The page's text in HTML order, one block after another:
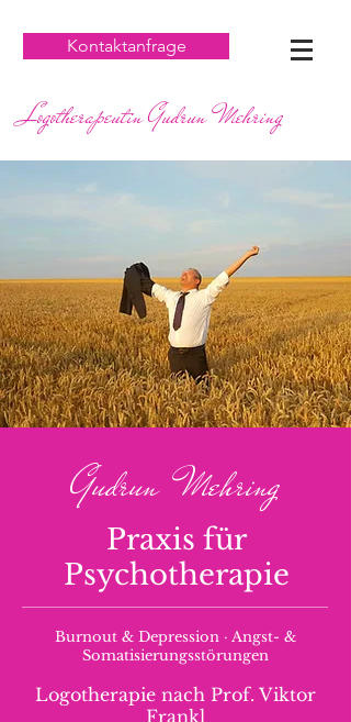
Kontaktanfrage
Logotherapeutin Gudrun Mehring
Gudrun Mehring
Praxis für
Psychotherapie
Burnout & Depression · Angst- &
Somatisierungsstörungen
Logotherapie nach Prof. Viktor
Frankl